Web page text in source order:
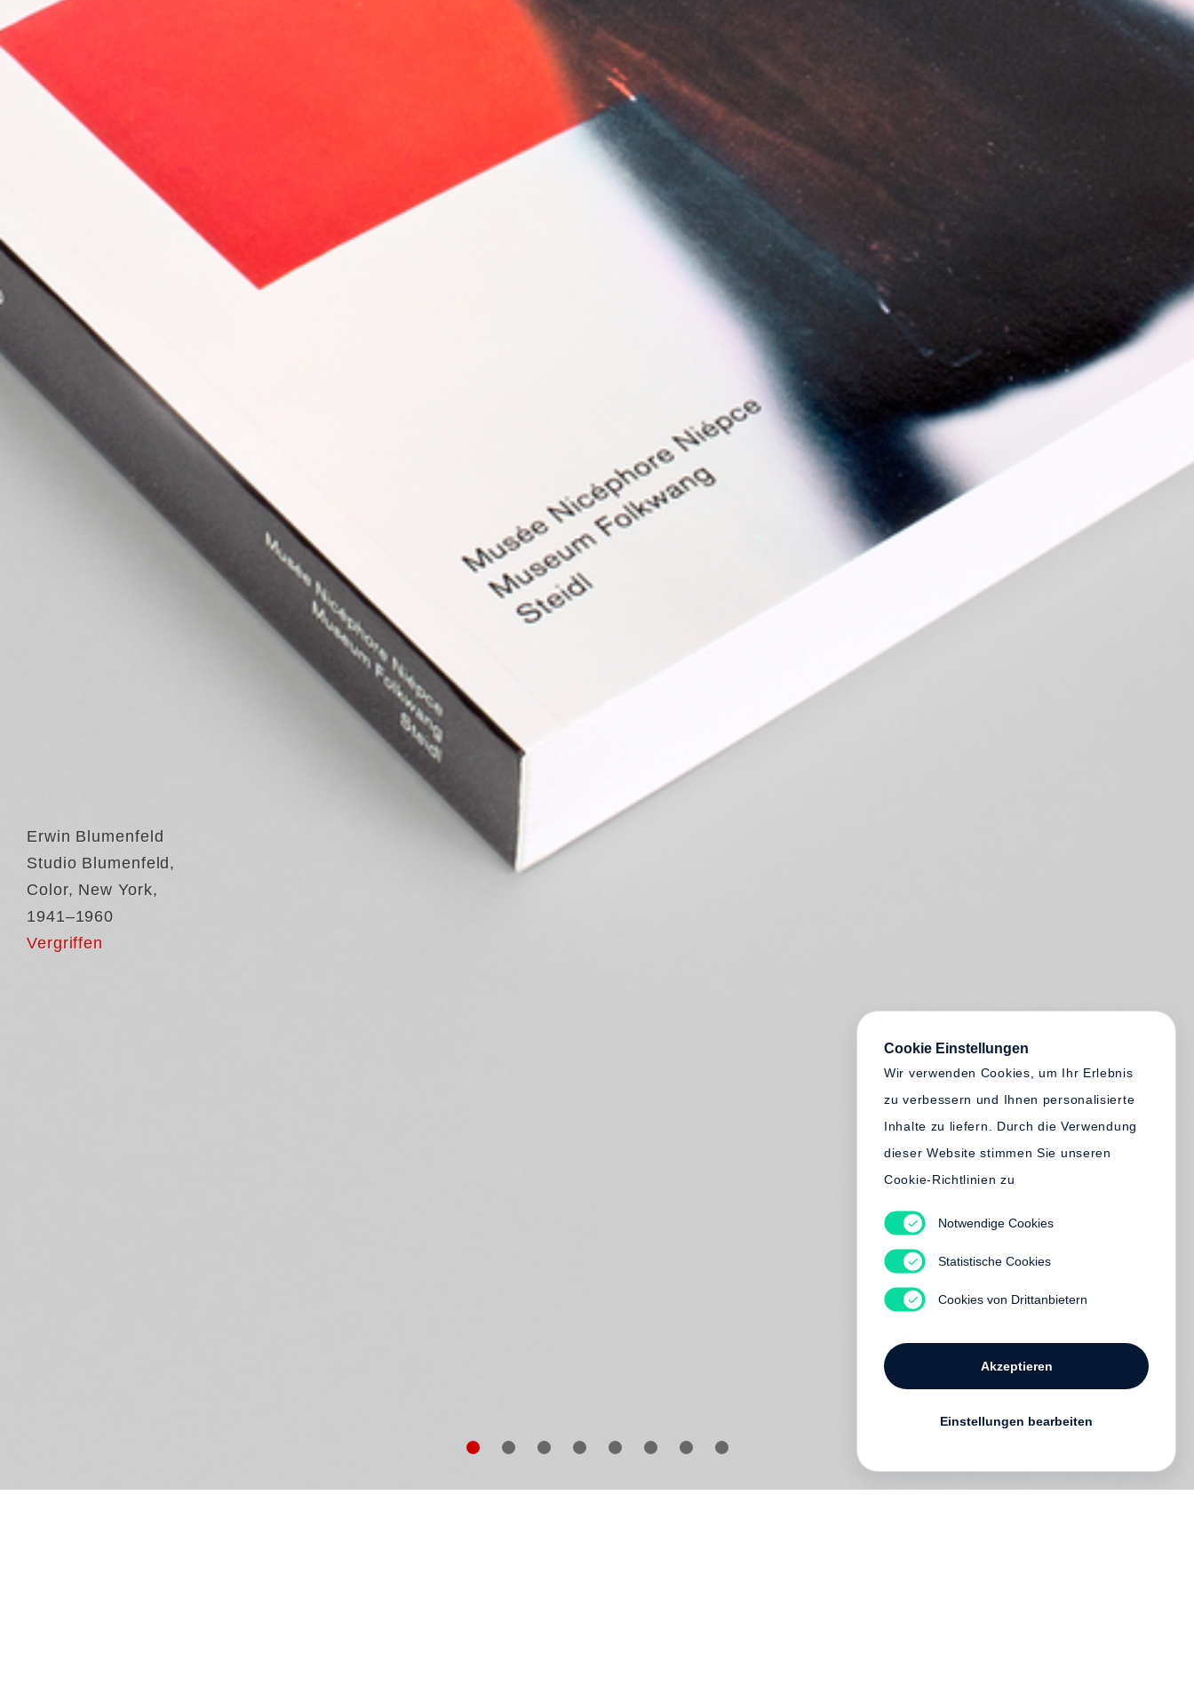
Erwin Blumenfeld
Studio Blumenfeld,
Color, New York,
1941–1960
Vergriffen
Cookie Einstellungen
Wir verwenden Cookies, um Ihr Erlebnis
zu verbessern und Ihnen personalisierte
Inhalte zu liefern. Durch die Verwendung
dieser Website stimmen Sie unseren
Cookie-Richtlinien zu
Notwendige Cookies
Statistische Cookies
Cookies von Drittanbietern
Akzeptieren
Einstellungen bearbeiten